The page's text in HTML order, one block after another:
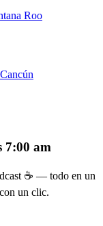
Roo
7:00 am
☕ — todo en un
un clic.